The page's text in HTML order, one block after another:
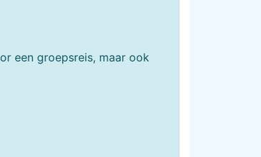
een groepsreis, maar ook